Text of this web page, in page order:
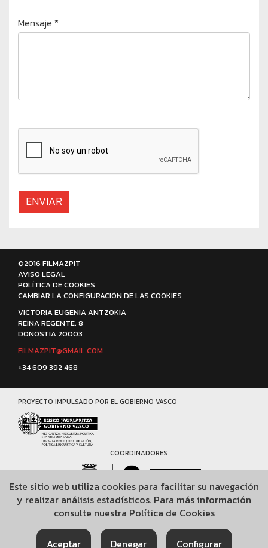
Mensaje *
ENVIAR
©2016 FILMAZPIT
AVISO LEGAL
POLÍTICA DE COOKIES
CAMBIAR LA CONFIGURACIÓN DE LAS COOKIES
VICTORIA EUGENIA ANTZOKIA
REINA REGENTE, 8
DONOSTIA 20003
FILMAZPIT@GMAIL.COM
+34 609 392 468
PROYECTO IMPULSADO POR EL GOBIERNO VASCO
COORDINADORES
COLABORADORES
Este sitio web utiliza cookies para facilitar su navegación
y realizar análisis estadísticos. Para más información
consulte nuestra Política de Cookies
Aceptar Denegar Configurar